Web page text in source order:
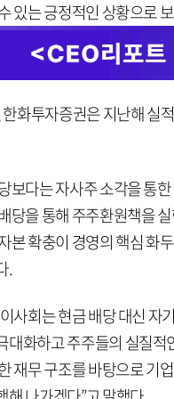
있는 긍정적인 상황으로
한화투자증권은 지난해 실
보다는 자사주 소각을 통
당을 통해 주주환원책을
본 확충이 경영의 핵심 화
.
사회는 현금 배당 대신 자
대화하고 주주들의 실질적
재무 구조를 바탕으로 기